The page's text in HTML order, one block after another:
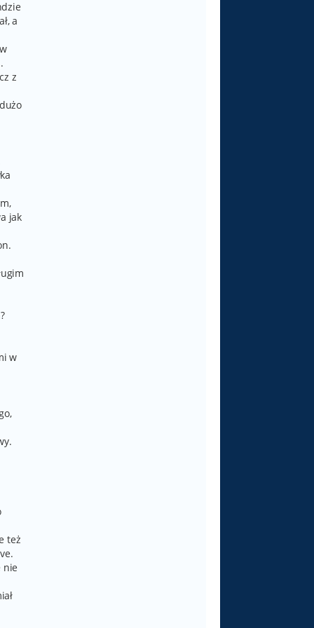
a
z
jak
w
też
nie